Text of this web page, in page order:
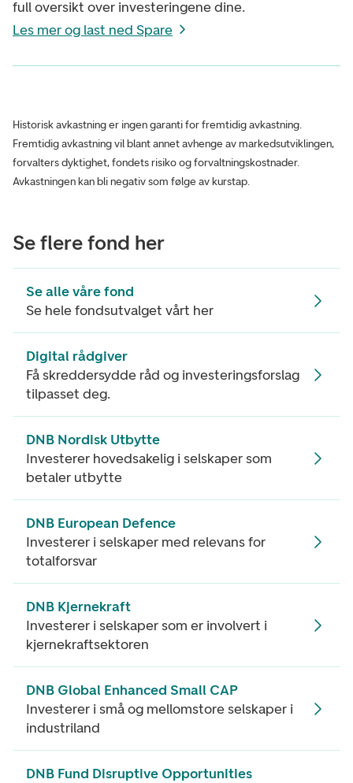
full oversikt over investeringene dine.
Les mer og last ned Spare
Historisk avkastning er ingen garanti for fremtidig avkastning.
Fremtidig avkastning vil blant annet avhenge av markedsutviklingen,
forvalters dyktighet, fondets risiko og forvaltningskostnader.
Avkastningen kan bli negativ som følge av kurstap.
Se flere fond her
Se alle våre fond
Se hele fondsutvalget vårt her
Digital rådgiver
Få skreddersydde råd og investeringsforslag
tilpasset deg.
DNB Nordisk Utbytte
Investerer hovedsakelig i selskaper som
betaler utbytte
DNB European Defence
Investerer i selskaper med relevans for
totalforsvar
DNB Kjernekraft
Investerer i selskaper som er involvert i
kjernekraftsektoren
DNB Global Enhanced Small CAP
Investerer i små og mellomstore selskaper i
industriland
DNB Fund Disruptive Opportunities